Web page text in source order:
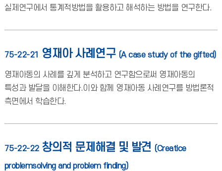
실제연구에서 통계적방법을 활용하고 해석하는 방법을 연구한다.
75-22-21 영재아 사례연구 (A case study of the gifted)
영재아동의 사례를 깊게 분석하고 연구함으로써 영재아동의
특성과 발달을 이해한다.이와 함께 영재아동 사례연구를 방법론적
측면에서 학습한다.
75-22-22 창의적 문제해결 및 발견 (Creatice
problemsolving and problem finding)